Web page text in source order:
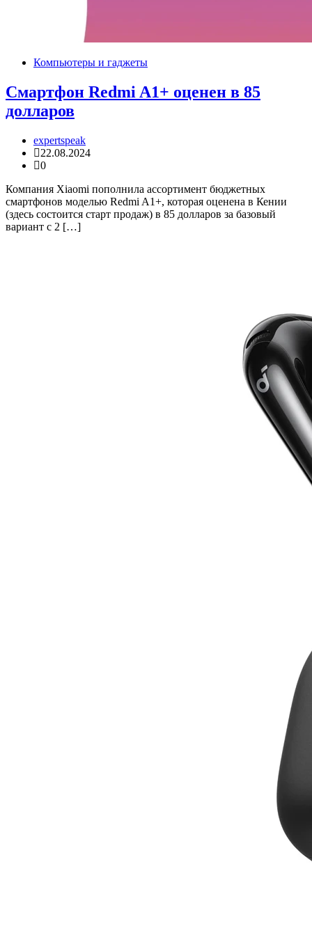
Компьютеры и гаджеты
Смартфон Redmi A1+ оценен в 85
долларов
expertspeak
22.08.2024
0
Компания Xiaomi пополнила ассортимент бюджетных
смартфонов моделью Redmi A1+, которая оценена в Кении
(здесь состоится старт продаж) в 85 долларов за базовый
вариант с 2 […]